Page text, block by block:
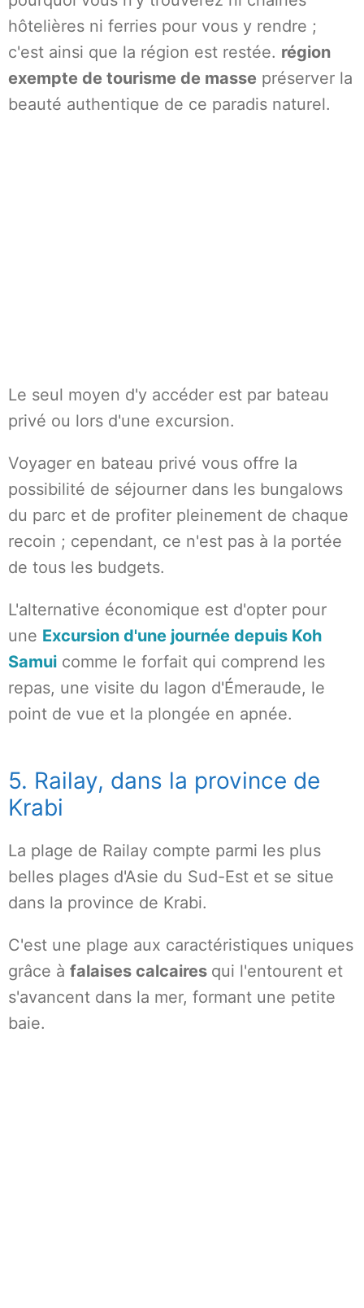
hôtelières ni ferries pour vous y rendre ;
c'est ainsi que la région est restée. région
exempte de tourisme de masse préserver la
beauté authentique de ce paradis naturel.
Le seul moyen d'y accéder est par bateau
privé ou lors d'une excursion.
Voyager en bateau privé vous offre la
possibilité de séjourner dans les bungalows
du parc et de profiter pleinement de chaque
recoin ; cependant, ce n'est pas à la portée
de tous les budgets.
L'alternative économique est d'opter pour
une Excursion d'une journée depuis Koh
Samui comme le forfait qui comprend les
repas, une visite du lagon d'Émeraude, le
point de vue et la plongée en apnée.
5. Railay, dans la province de
Krabi
La plage de Railay compte parmi les plus
belles plages d'Asie du Sud-Est et se situe
dans la province de Krabi.
C'est une plage aux caractéristiques uniques
grâce à falaises calcaires qui l'entourent et
s'avancent dans la mer, formant une petite
baie.